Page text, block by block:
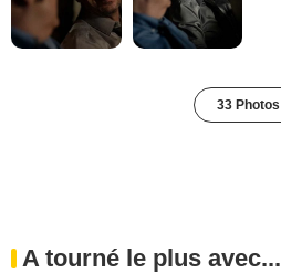
33 Photos
A tourné le plus avec...